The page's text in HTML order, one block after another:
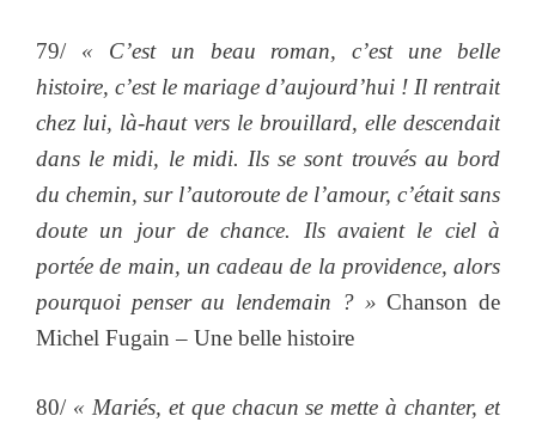
79/ « C’est un beau roman, c’est une belle
histoire, c’est le mariage d’aujourd’hui ! Il rentrait
chez lui, là-haut vers le brouillard, elle descendait
dans le midi, le midi. Ils se sont trouvés au bord
du chemin, sur l’autoroute de l’amour, c’était sans
doute un jour de chance. Ils avaient le ciel à
portée de main, un cadeau de la providence, alors
pourquoi penser au lendemain ? » Chanson de
Michel Fugain – Une belle histoire
80/ « Mariés, et que chacun se mette à chanter, et